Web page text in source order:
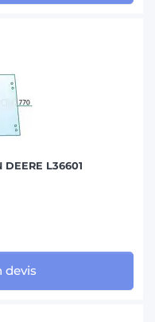
L36601
devis